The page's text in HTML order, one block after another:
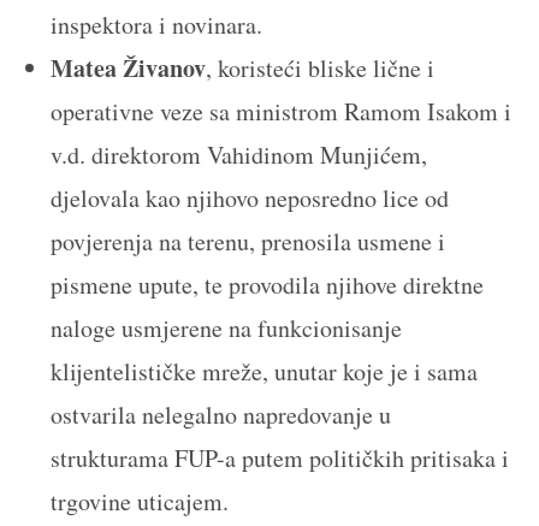
inspektora i novinara.
Matea Živanov, koristeći bliske lične i
operativne veze sa ministrom Ramom Isakom i
v.d. direktorom Vahidinom Munjićem,
djelovala kao njihovo neposredno lice od
povjerenja na terenu, prenosila usmene i
pismene upute, te provodila njihove direktne
naloge usmjerene na funkcionisanje
klijentelističke mreže, unutar koje je i sama
ostvarila nelegalno napredovanje u
strukturama FUP-a putem političkih pritisaka i
trgovine uticajem.